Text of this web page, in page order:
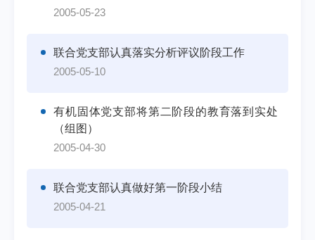
2005-05-23
联合党支部认真落实分析评议阶段工作
2005-05-10
有机固体党支部将第二阶段的教育落到实处
（组图）
2005-04-30
联合党支部认真做好第一阶段小结
2005-04-21